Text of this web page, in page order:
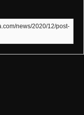
news/2020/12/post-